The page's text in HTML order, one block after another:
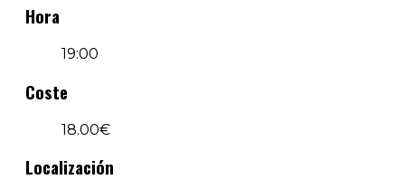
Hora
19:00
Coste
18.00€
Localización